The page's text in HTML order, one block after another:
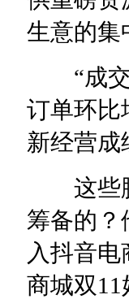
生意的集
“成交
订单环比
新经营成
这些脱
筹备的？
入抖音
商城双